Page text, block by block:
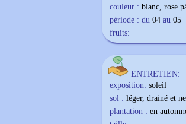
couleur : blanc, rose
période : du 04 au 05
fruits:
ENTRETIEN:
exposition: soleil
sol : léger, drainé et
plantation : en